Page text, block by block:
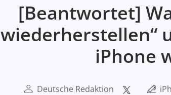
[Beantwortet]
wiederherstellen“
iPhone
Deutsche Redaktion